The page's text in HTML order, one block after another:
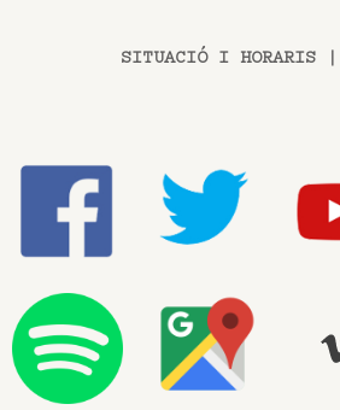
SITUACIÓ I HORARIS